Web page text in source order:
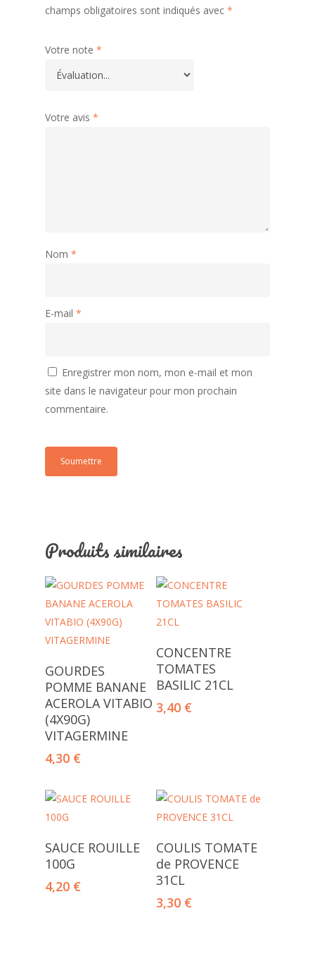
champs obligatoires sont indiqués avec *
Votre note *
Votre avis *
Nom *
E-mail *
Enregistrer mon nom, mon e-mail et mon
site dans le navigateur pour mon prochain
commentaire.
Produits similaires
Ajouter Au Panier
GOURDES
POMME BANANE
ACEROLA VITABIO
(4X90G)
VITAGERMINE
4,30 €
Ajouter Au Panier
CONCENTRE
TOMATES
BASILIC 21CL
3,40 €
Ajouter Au Panier
SAUCE ROUILLE
100G
4,20 €
Ajouter Au Panier
COULIS TOMATE
de PROVENCE
31CL
3,30 €